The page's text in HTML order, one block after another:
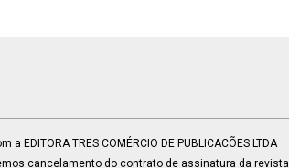
TRES COMÉRCIO DE PUBLICACÕES LTDA
cancelamento do contrato de assinatura da revista